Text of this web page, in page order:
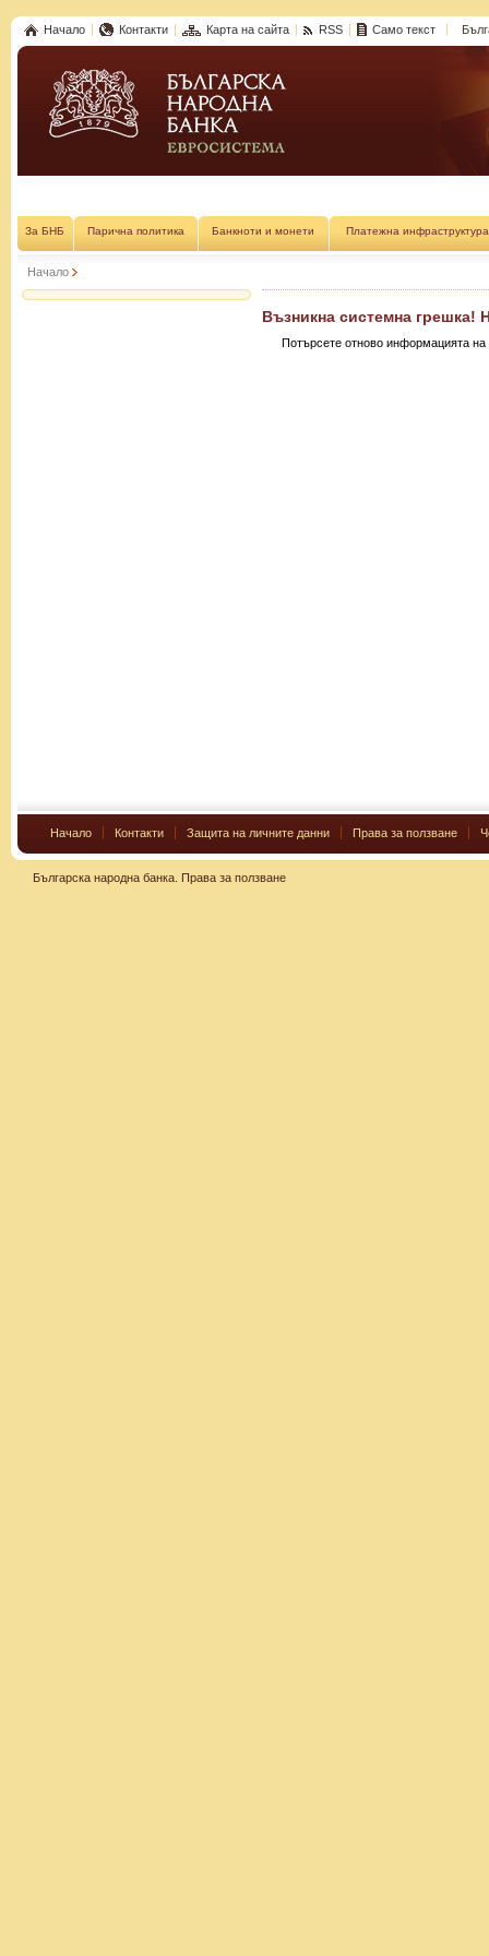
Начало Контакти Карта на сайта RSS Само текст
За БНБ Парична политика Банкноти и монети Платежна инфраструктура
Начало
Възникна системна грешка!
Потърсете отново информацията на
Начало Контакти Защита на личните данни Права за ползване
Българска народна банка. Права за ползване